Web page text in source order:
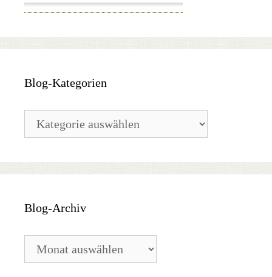
Blog-Kategorien
Kategorien
Blog-Archiv
Archiv